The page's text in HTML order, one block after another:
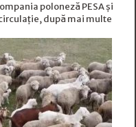
poloneză PESA și
după mai multe